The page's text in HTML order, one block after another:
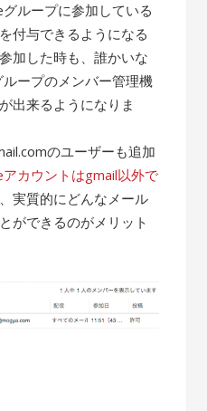
ループに参加している
付与できるようになる
加した時も、誰かいな
ープのメンバー管理機
出来るようになりま
のユーザーも追加
カウントはgmail以外で
実質的にどんなメール
ができるのがメリット